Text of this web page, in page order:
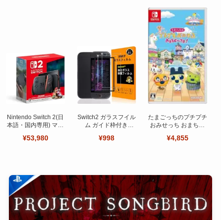
Nintendo Switch 2(日
本語・国内専用) マリ
ット
¥53,980
Switch2 ガラスフイル
ム ガイド枠付き
ット 日本旭硝子製-高
¥998
たまごっちのプチプチ
おみせっち おまちど
¥4,855